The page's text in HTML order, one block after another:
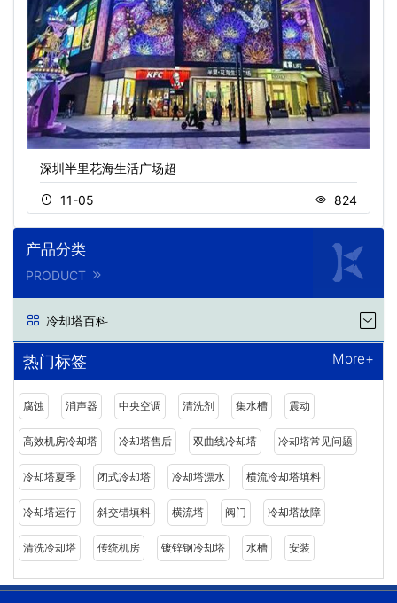
深圳半里花海生活广场超
11-05 824
产品分类
PRODUCT
冷却塔百科
热门标签 More+
腐蚀 消声器 中央空调 清洗剂 集水槽 震动
高效机房冷却塔 冷却塔售后 双曲线冷却塔 冷却塔常见问题
冷却塔夏季 闭式冷却塔 冷却塔漂水 横流冷却塔填料
冷却塔运行 斜交错填料 横流塔 阀门 冷却塔故障
清洗冷却塔 传统机房 镀锌钢冷却塔 水槽 安装